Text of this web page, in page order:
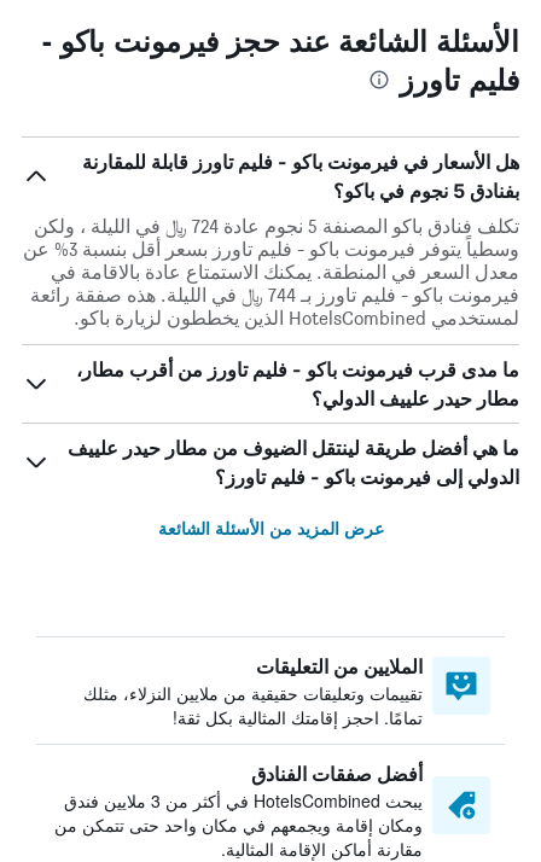
الأسئلة الشائعة عند حجز فيرمونت باكو -
فليم تاورز
هل الأسعار في فيرمونت باكو - فليم تاورز قابلة للمقارنة
بفنادق 5 نجوم في باكو؟
تكلف فنادق باكو المصنفة 5 نجوم عادة 724 ﷼ في الليلة ، ولكن
وسطياً يتوفر فيرمونت باكو - فليم تاورز بسعر أقل بنسبة 3% عن
معدل السعر في المنطقة. يمكنك الاستمتاع عادة بالاقامة في
فيرمونت باكو - فليم تاورز بـ 744 ﷼ في الليلة. هذه صفقة رائعة
لمستخدمي HotelsCombined الذين يخططون لزيارة باكو.
ما مدى قرب فيرمونت باكو - فليم تاورز من أقرب مطار،
مطار حيدر علييف الدولي؟
ما هي أفضل طريقة لينتقل الضيوف من مطار حيدر علييف
الدولي إلى فيرمونت باكو - فليم تاورز؟
عرض المزيد من الأسئلة الشائعة
الملايين من التعليقات
تقييمات وتعليقات حقيقية من ملايين النزلاء، مثلك
تمامًا. احجز إقامتك المثالية بكل ثقة!
أفضل صفقات الفنادق
يبحث HotelsCombined في أكثر من 3 ملايين فندق
ومكان إقامة ويجمعهم في مكان واحد حتى تتمكن من
مقارنة أماكن الإقامة المثالية.